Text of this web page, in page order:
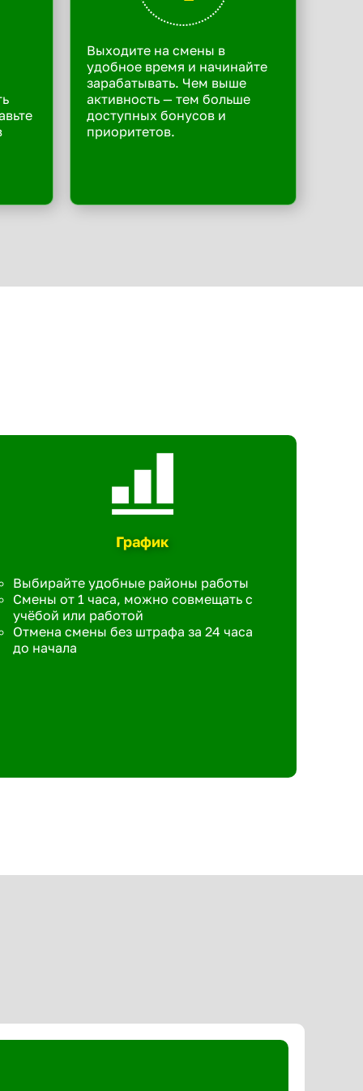
Выходите на смены в
удобное время и начинайте
зарабатывать. Чем выше
активность — тем больше
доступных бонусов и
приоритетов.
График
Выбирайте удобные районы работы
Смены от 1 часа, можно совмещать с
учёбой или работой
Отмена смены без штрафа за 24 часа
до начала